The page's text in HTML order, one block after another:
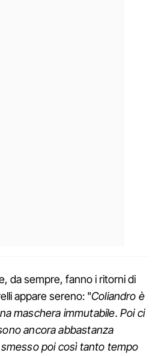
da sempre, fanno i ritorni di
appare sereno: "Coliandro è
maschera immutabile. Poi ci
ancora abbastanza
poi così tanto tempo